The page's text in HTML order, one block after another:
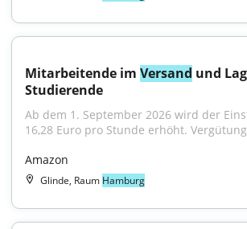
Mitarbeitende im Versand und
Studierende
Ab dem 1. September 2026 wird der
16,28 Euro pro Stunde erhöht.
Amazon
Glinde, Raum Hamburg